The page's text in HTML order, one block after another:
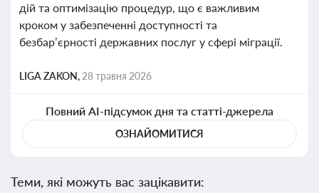
дій та оптимізацію процедур, що є важливим
кроком у забезпеченні доступності та
безбар’єрності державних послуг у сфері міграції.
LIGA ZAKON, 28 травня 2026
Повний AI-підсумок дня та статті-джерела
ОЗНАЙОМИТИСЯ
Теми, які можуть вас зацікавити: